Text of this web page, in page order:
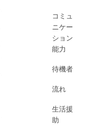
コミュ
ニケー
ション
能力
待機者
流れ
生活援
助